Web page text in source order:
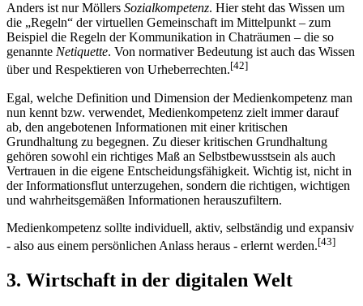
Anders ist nur Möllers Sozialkompetenz. Hier steht das Wissen um
die „Regeln“ der virtuellen Gemeinschaft im Mittelpunkt – zum
Beispiel die Regeln der Kommunikation in Chaträumen – die so
genannte Netiquette. Von normativer Bedeutung ist auch das Wissen
über und Respektieren von Urheberrechten.[42]
Egal, welche Definition und Dimension der Medienkompetenz man
nun kennt bzw. verwendet, Medienkompetenz zielt immer darauf
ab, den angebotenen Informationen mit einer kritischen
Grundhaltung zu begegnen. Zu dieser kritischen Grundhaltung
gehören sowohl ein richtiges Maß an Selbstbewusstsein als auch
Vertrauen in die eigene Entscheidungsfähigkeit. Wichtig ist, nicht in
der Informationsflut unterzugehen, sondern die richtigen, wichtigen
und wahrheitsgemäßen Informationen herauszufiltern.
Medienkompetenz sollte individuell, aktiv, selbständig und expansiv
- also aus einem persönlichen Anlass heraus - erlernt werden.[43]
3. Wirtschaft in der digitalen Welt